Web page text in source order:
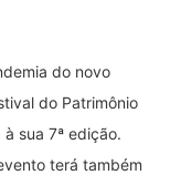
do novo
do Patrimônio
à sua 7ª edição.
terá também